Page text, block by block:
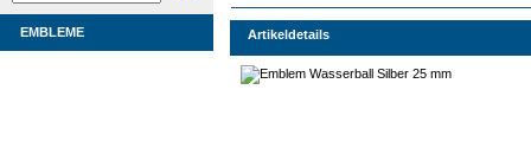
EMBLEME Artikeldetails